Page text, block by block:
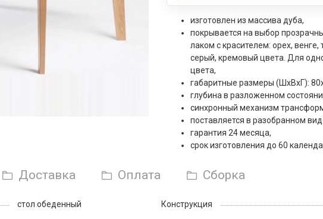
изготовлен из массива дуба,
покрывается на выбор
лаком с красителем: орех,
серый, кремовый цвета. Для
цвета,
габаритные размеры (ШxВxГ):
глубина в разложенном
синхронный механизм
поставляется в разобранном
гарантия 24 месяца,
срок изготовления до 60
Доставка Оплата Сборка
стол обеденный Конструкция